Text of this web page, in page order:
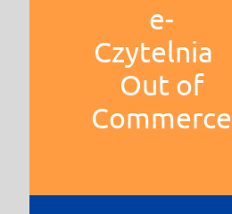
e-
Czytelnia
Out of
Commerce